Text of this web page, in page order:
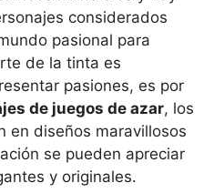
considerados
pasional para
de la tinta es
pasiones, es por
de juegos de azar, los
en diseños maravillosos
se pueden apreciar
y originales.